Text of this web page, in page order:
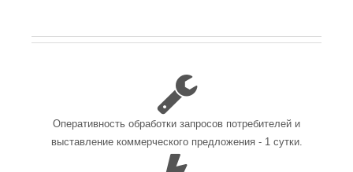
Оперативность обработки запросов потребителей и
выставление коммерческого предложения - 1 сутки.